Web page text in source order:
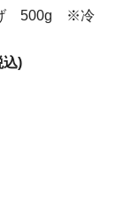
げ 500g ※冷
込)